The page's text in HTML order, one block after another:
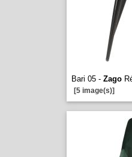
Bari 05 - Zago
[5 image(s)]